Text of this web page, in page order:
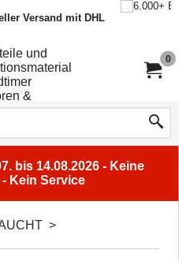
Versand mit DHL
0
bis 14.08.2026 - Keine
Kein Service
>